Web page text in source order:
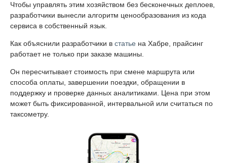
Чтобы управлять этим хозяйством без бесконечных деплоев,
разработчики вынесли алгоритм ценообразования из кода
сервиса в собственный язык.
Как объяснили разработчики в статье на Хабре, прайсинг
работает не только при заказе машины.
Он пересчитывает стоимость при смене маршрута или
способа оплаты, завершении поездки, обращении в
поддержку и проверке данных аналитиками. Цена при этом
может быть фиксированной, интервальной или считаться по
таксометру.